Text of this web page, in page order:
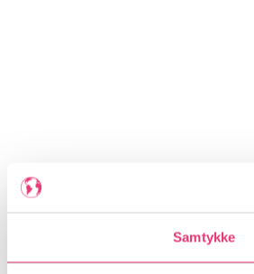
Samtykke